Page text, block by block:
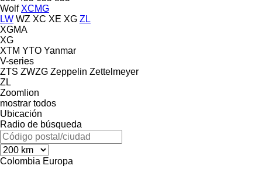
Wolf XCMG
LW WZ XC XE XG ZL
XGMA
XG
XTM YTO Yanmar
V-series
ZTS ZWZG Zeppelin Zettelmeyer
ZL
Zoomlion
mostrar todos
Ubicación
Radio de búsqueda
Colombia Europa